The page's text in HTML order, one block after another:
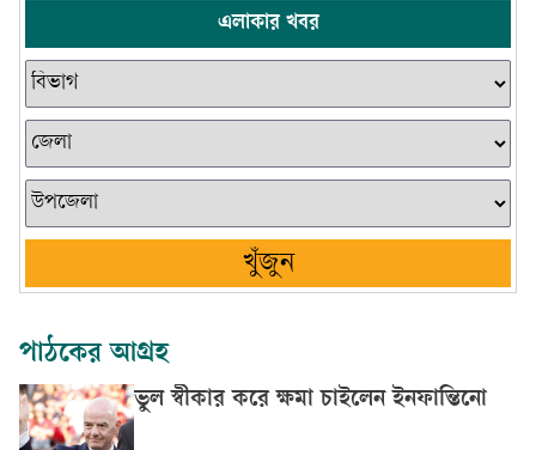
এলাকার খবর
খুঁজুন
পাঠকের আগ্রহ
ভুল স্বীকার করে ক্ষমা চাইলেন ইনফান্তিনো